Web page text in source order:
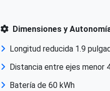
Dimensiones y
Longitud reducida 1.9
Distancia entre ejes menor
Batería de 60 kWh